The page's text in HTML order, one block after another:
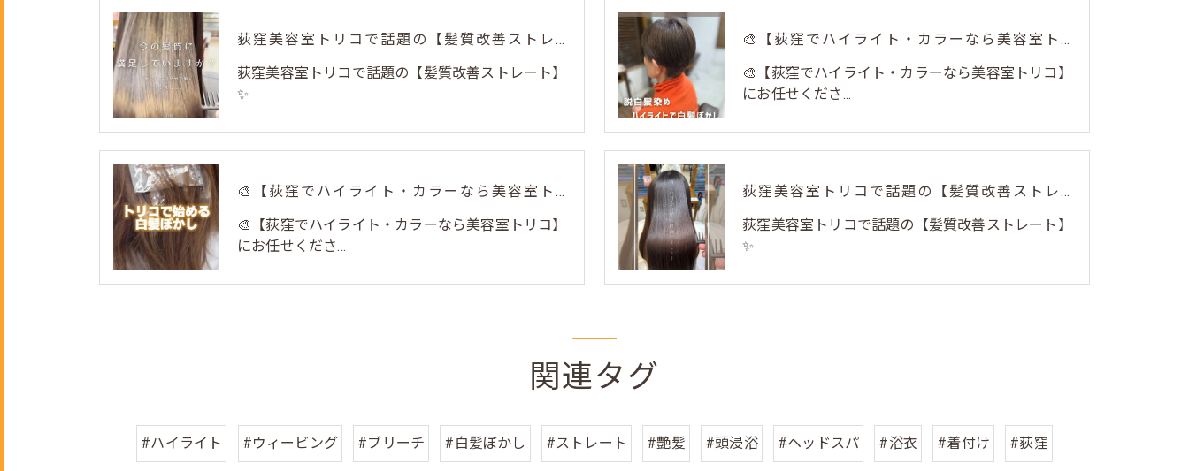
荻窪美容室トリコで話題の【髪質改善ストレート】✨
荻窪美容室トリコで話題の【髪質改善ストレート】
✨
🎨【荻窪でハイライト・カラーなら美容室トリコ】にお任せくださ...
🎨【荻窪でハイライト・カラーなら美容室トリコ】
にお任せくださ...
🎨【荻窪でハイライト・カラーなら美容室トリコ】にお任せくださ...
🎨【荻窪でハイライト・カラーなら美容室トリコ】
にお任せくださ...
荻窪美容室トリコで話題の【髪質改善ストレート】✨
荻窪美容室トリコで話題の【髪質改善ストレート】
✨
関連タグ
#ハイライト #ウィービング #ブリーチ #白髪ぼかし #ストレート #艶髪 #頭浸浴 #ヘッドスパ #浴衣 #着付け #荻窪